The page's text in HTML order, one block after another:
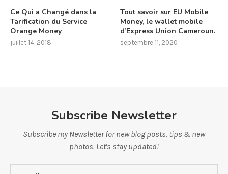
Ce Qui a Changé dans la
Tarification du Service
Orange Money
juillet 14, 2018
Tout savoir sur EU Mobile
Money, le wallet mobile
d’Express Union Cameroun.
septembre 11, 2020
Subscribe Newsletter
Subscribe my Newsletter for new blog posts, tips & new
photos. Let's stay updated!